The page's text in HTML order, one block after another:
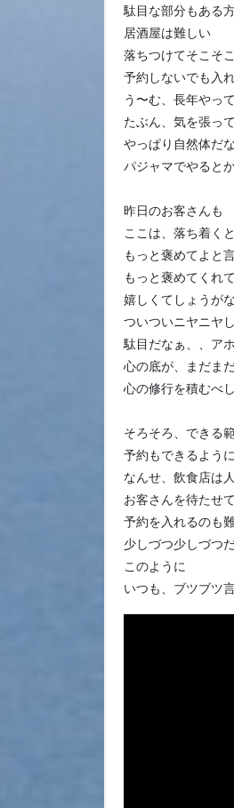
駄目な部分もある
居酒屋は難しい
落ちつけてそこそ
予約しないでも入
う〜む、長年やっ
たぶん、気を張っ
やっぱり自然体だな
パジャマでやると
昨日のお客さんも
ここは、落ち着く
もっと褒めてよと
もっと褒めてくれて
嬉しくてしょうが
ついついニヤニヤ
駄目だなぁ、、ア
心の底が、まだま
心の修行を積むべ
そろそろ、できる
予約もできるよう
なんせ、飲食店は
お客さんを待たせ
予約を入れるのも
少しづつ少しづつ
このように
いつも、ブツブツ